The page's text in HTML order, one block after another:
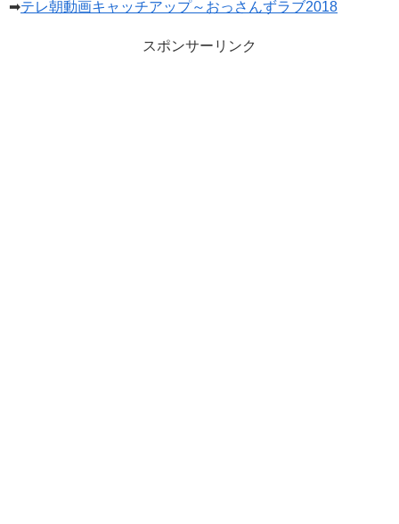
➡テレ朝動画キャッチアップ～おっさんずラブ2018
スポンサーリンク